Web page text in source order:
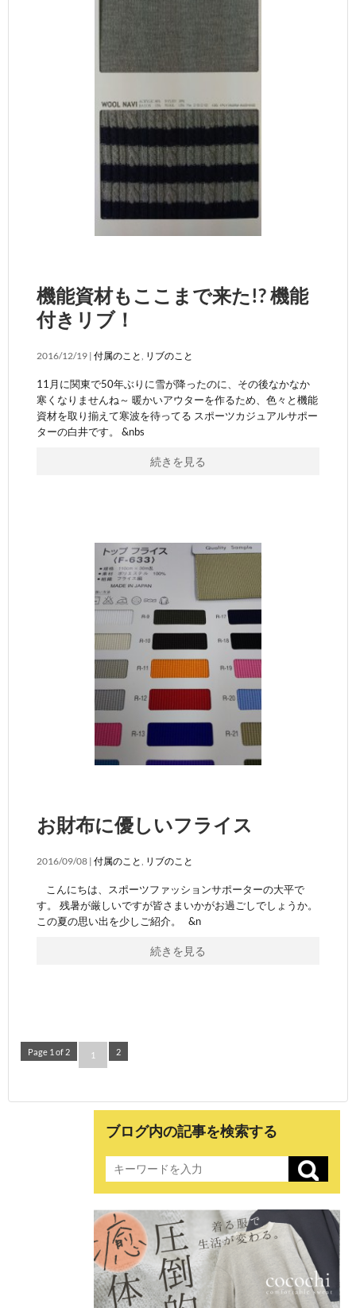
機能資材もここまで来た!? 機能
付きリブ！
2016/12/19 | 付属のこと リブのこと
11月に関東で50年ぶりに雪が降ったのに、その後なかなか
寒くなりませんね～ 暖かいアウターを作るため、色々と機能
資材を取り揃えて寒波を待ってる スポーツカジュアルサポー
ターの白井です。 &nbs
続きを見る
お財布に優しいフライス
2016/09/08 | 付属のこと リブのこと
こんにちは、スポーツファッションサポーターの大平で
す。 残暑が厳しいですが皆さまいかがお過ごしでしょうか。
この夏の思い出を少しご紹介。 &n
続きを見る
Page 1 of 2 1 2
ブログ内の記事を検索する